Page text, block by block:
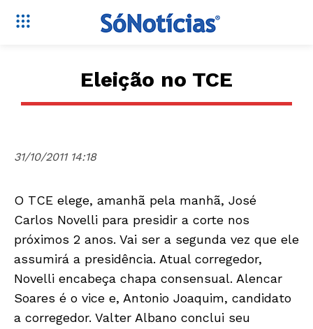
Eleição no TCE
31/10/2011 14:18
O TCE elege, amanhã pela manhã, José
Carlos Novelli para presidir a corte nos
próximos 2 anos. Vai ser a segunda vez que ele
assumirá a presidência. Atual corregedor,
Novelli encabeça chapa consensual. Alencar
Soares é o vice e, Antonio Joaquim, candidato
a corregedor. Valter Albano conclui seu